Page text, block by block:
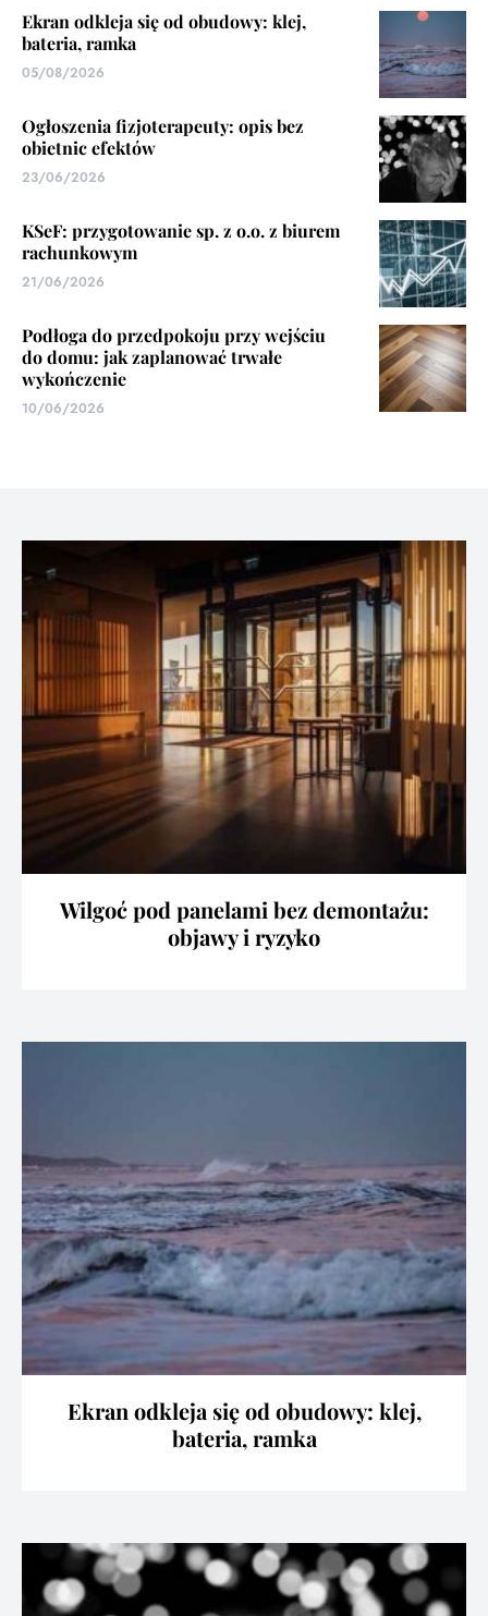
Ekran odkleja się od obudowy: klej,
bateria, ramka
05/08/2026
Ogłoszenia fizjoterapeuty: opis bez
obietnic efektów
23/06/2026
KSeF: przygotowanie sp. z o.o. z biurem
rachunkowym
21/06/2026
Podłoga do przedpokoju przy wejściu
do domu: jak zaplanować trwałe
wykończenie
10/06/2026
Wilgoć pod panelami bez demontażu:
objawy i ryzyko
Ekran odkleja się od obudowy: klej,
bateria, ramka